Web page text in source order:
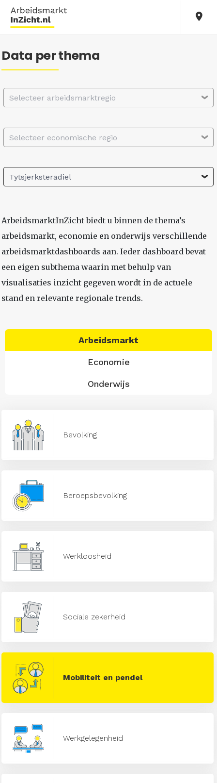
Data per thema
Selecteer arbeidsmarktregio
Selecteer economische regio
Tytsjerksteradiel
ArbeidsmarktInZicht biedt u binnen de thema’s
arbeidsmarkt, economie en onderwijs verschillende
arbeidsmarktdashboards aan. Ieder dashboard bevat
een eigen subthema waarin met behulp van
visualisaties inzicht gegeven wordt in de actuele
stand en relevante regionale trends.
Arbeidsmarkt
Economie
Onderwijs
Bevolking
Beroepsbevolking
Werkloosheid
Sociale zekerheid
Mobiliteit en pendel
Werkgelegenheid